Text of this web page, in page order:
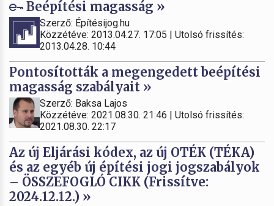
Beépítési magasság »
Szerző: Építésijog.hu
Közzétéve: 2013.04.27. 17:05 | Utolsó frissítés:
2013.04.28. 10:44
Pontosították a megengedett beépítési
magasság szabályait »
Szerző: Baksa Lajos
Közzétéve: 2021.08.30. 21:46 | Utolsó frissítés:
2021.08.30. 22:17
Az új Eljárási kódex, az új OTÉK (TÉKA)
és az egyéb új építési jogi jogszabályok
– ÖSSZEFOGLÓ CIKK (Frissítve:
2024.12.12.) »